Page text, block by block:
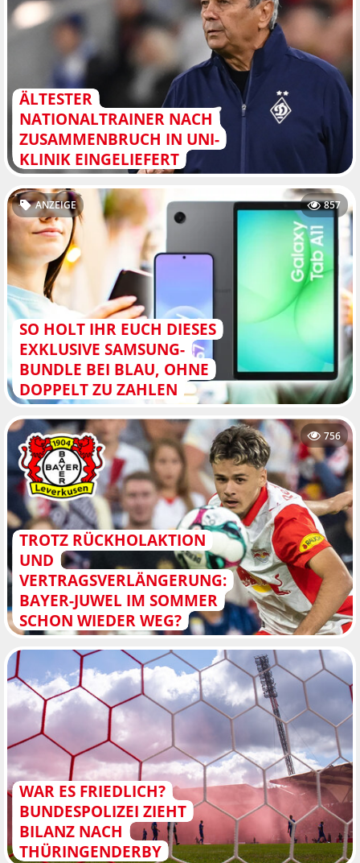
ÄLTESTER
NATIONALTRAINER NACH
ZUSAMMENBRUCH IN UNI-
KLINIK EINGELIEFERT
SO HOLT IHR EUCH DIESES
EXKLUSIVE SAMSUNG-
BUNDLE BEI BLAU, OHNE
DOPPELT ZU ZAHLEN
ANZEIGE 857
TROTZ RÜCKHOLAKTION
UND
VERTRAGSVERLÄNGERUNG:
BAYER-JUWEL IM SOMMER
SCHON WIEDER WEG?
756
WAR ES FRIEDLICH?
BUNDESPOLIZEI ZIEHT
BILANZ NACH
THÜRINGENDERBY